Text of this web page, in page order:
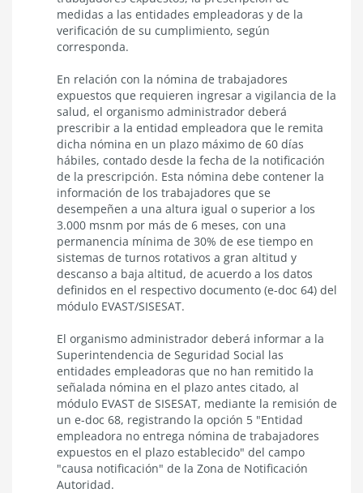
medidas a las entidades empleadoras y de la
verificación de su cumplimiento, según
corresponda.
En relación con la nómina de trabajadores
expuestos que requieren ingresar a vigilancia de la
salud, el organismo administrador deberá
prescribir a la entidad empleadora que le remita
dicha nómina en un plazo máximo de 60 días
hábiles, contado desde la fecha de la notificación
de la prescripción. Esta nómina debe contener la
información de los trabajadores que se
desempeñen a una altura igual o superior a los
3.000 msnm por más de 6 meses, con una
permanencia mínima de 30% de ese tiempo en
sistemas de turnos rotativos a gran altitud y
descanso a baja altitud, de acuerdo a los datos
definidos en el respectivo documento (e-doc 64) del
módulo EVAST/SISESAT.
El organismo administrador deberá informar a la
Superintendencia de Seguridad Social las
entidades empleadoras que no han remitido la
señalada nómina en el plazo antes citado, al
módulo EVAST de SISESAT, mediante la remisión de
un e-doc 68, registrando la opción 5 "Entidad
empleadora no entrega nómina de trabajadores
expuestos en el plazo establecido" del campo
"causa notificación" de la Zona de Notificación
Autoridad.